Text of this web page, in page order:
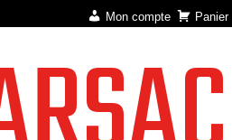
Mon compte Panier